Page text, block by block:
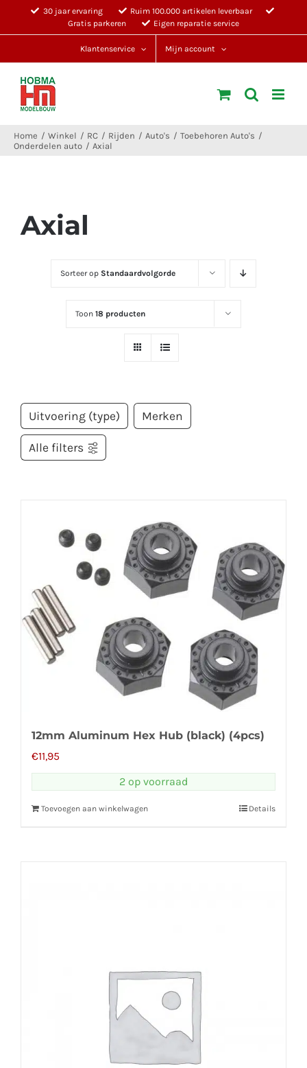
30 jaar ervaring
Ruim 100.000 artikelen leverbaar
Gratis parkeren
Eigen reparatie service
Klantenservice Mijn account
Home Winkel RC Rijden Auto's
Toebehoren Auto's
Onderdelen auto
Axial
Axial
Sorteer op Standaardvolgorde
Toon18 producten
Uitvoering (type) Merken
Alle filters
12mm Aluminum Hex Hub (black) (4pcs)
€11,95
2 op voorraad
Toevoegen aan winkelwagen Details